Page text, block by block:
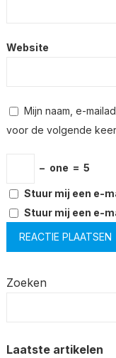
Website
Mijn naam, e-
voor de volgende
− one = 5
Stuur mij een e-
Stuur mij een e-
Zoeken
Laatste artikelen